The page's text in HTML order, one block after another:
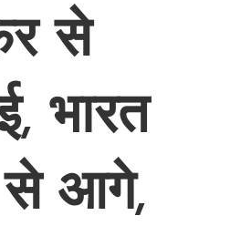
से
भारत
से आगे,